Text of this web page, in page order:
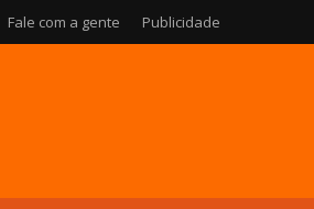
Fale com a gente Publicidade